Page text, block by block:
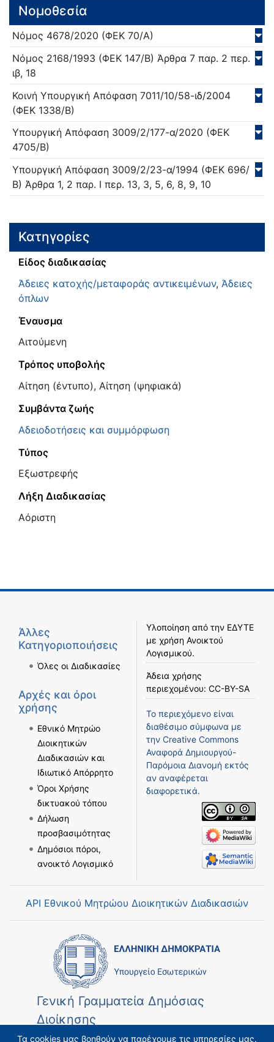
Νομοθεσία
Νόμος 4678/2020 (ΦΕΚ 70/Α)
Νόμος 2168/1993 (ΦΕΚ 147/Β) Άρθρα 7 παρ. 2 περ.
ιβ, 18
Κοινή Υπουργική Απόφαση 7011/10/58-ιδ/2004
(ΦΕΚ 1338/Β)
Υπουργική Απόφαση 3009/2/177-α/2020 (ΦΕΚ
4705/Β)
Υπουργική Απόφαση 3009/2/23-α/1994 (ΦΕΚ 696/
Β) Άρθρα 1, 2 παρ. Ι περ. 13, 3, 5, 6, 8, 9, 10
Κατηγορίες
Είδος διαδικασίας
Άδειες κατοχής/μεταφοράς αντικειμένων, Άδειες
όπλων
Έναυσμα
Αιτούμενη
Τρόπος υποβολής
Αίτηση (έντυπο), Αίτηση (ψηφιακά)
Συμβάντα ζωής
Αδειοδοτήσεις και συμμόρφωση
Τύπος
Εξωστρεφής
Λήξη Διαδικασίας
Αόριστη
Τα cookies μας βοηθούν να παρέχουμε τις υπηρεσίες μας.
Άλλες
Κατηγοριοποιήσεις
Όλες οι Διαδικασίες
Αρχές και όροι
χρήσης
Εθνικό Μητρώο
Διοικητικών
Διαδικασιών και
Ιδιωτικό Απόρρητο
Όροι Χρήσης
δικτυακού τόπου
Δήλωση
προσβασιμότητας
Δημόσιοι πόροι,
ανοικτό Λογισμικό
Υλοποίηση από την ΕΔΥΤΕ
με χρήση Ανοικτού
Λογισμικού.
Άδεια χρήσης
περιεχομένου: CC-BY-SA
Το περιεχόμενο είναι
διαθέσιμο σύμφωνα με
την Creative Commons
Αναφορά Δημιουργού-
Παρόμοια Διανομή εκτός
αν αναφέρεται
διαφορετικά.
API Εθνικού Μητρώου Διοικητικών Διαδικασιών
Γενική Γραμματεία Δημόσιας
Διοίκησης